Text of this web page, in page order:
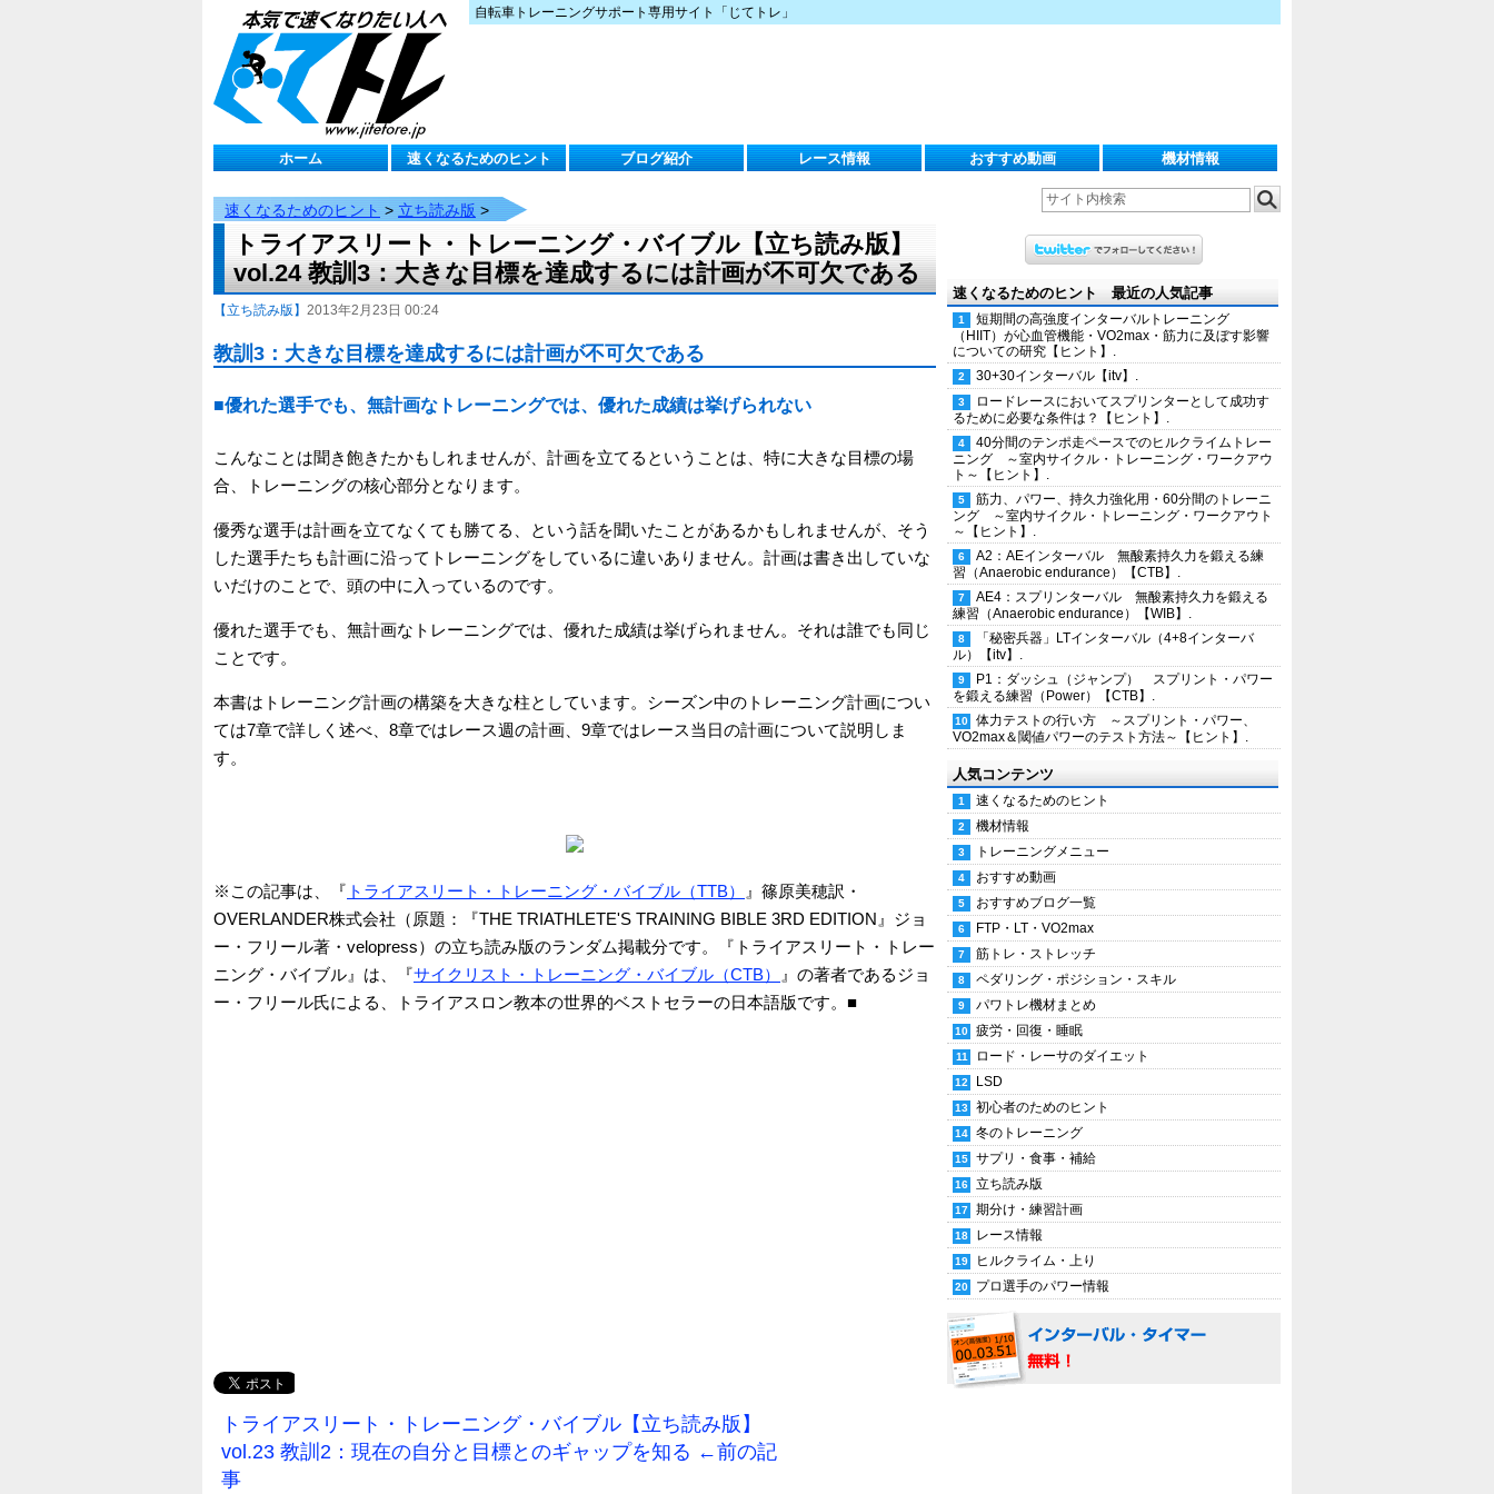
自転車トレーニングサポート専用サイト「じてトレ」
ホーム 速くなるためのヒント ブログ紹介 レース情報 おすすめ動画 機材情報
速くなるためのヒント > 立ち読み版 >
トライアスリート・トレーニング・バイブル【立ち読み版】
vol.24 教訓3：大きな目標を達成するには計画が不可欠である
【立ち読み版】 2013年2月23日 00:24
教訓3：大きな目標を達成するには計画が不可欠である
■優れた選手でも、無計画なトレーニングでは、優れた成績は挙げられない
こんなことは聞き飽きたかもしれませんが、計画を立てるということは、特に大きな目標の場
合、トレーニングの核心部分となります。
優秀な選手は計画を立てなくても勝てる、という話を聞いたことがあるかもしれませんが、そう
した選手たちも計画に沿ってトレーニングをしているに違いありません。計画は書き出していな
いだけのことで、頭の中に入っているのです。
優れた選手でも、無計画なトレーニングでは、優れた成績は挙げられません。それは誰でも同じ
ことです。
本書はトレーニング計画の構築を大きな柱としています。シーズン中のトレーニング計画につい
ては7章で詳しく述べ、8章ではレース週の計画、9章ではレース当日の計画について説明しま
す。
※この記事は、『 トライアスリート・トレーニング・バイブル（TTB）
』篠原美穂訳・
OVERLANDER株式会社（原題：『THE TRIATHLETE'S TRAINING BIBLE 3RD EDITION』ジョ
ー・フリール著・velopress）の立ち読み版のランダム掲載分です。『トライアスリート・トレー
ニング・バイブル』は、『サイクリスト・トレーニング・バイブル（CTB）
』の著者であるジョ
ー・フリール氏による、トライアスロン教本の世界的ベストセラーの日本語版です。■
トライアスリート・トレーニング・バイブル【立ち読み版】
vol.23 教訓2：現在の自分と目標とのギャップを知る ←前の記
事
速くなるためのヒント 最近の人気記事
短期間の高強度インターバルトレーニング
（HIIT）が心血管機能・VO2max・筋力に及ぼす影響
についての研究【ヒント】.
30+30インターバル【itv】.
ロードレースにおいてスプリンターとして成功す
るために必要な条件は？【ヒント】.
40分間のテンポ走ペースでのヒルクライムトレー
ニング ～室内サイクル・トレーニング・ワークアウ
ト～【ヒント】.
筋力、パワー、持久力強化用・60分間のトレーニ
ング ～室内サイクル・トレーニング・ワークアウト
～【ヒント】.
A2：AEインターバル 無酸素持久力を鍛える練
習（Anaerobic endurance）【CTB】.
AE4：スプリンターバル 無酸素持久力を鍛える
練習（Anaerobic endurance）【WIB】.
「秘密兵器」LTインターバル（4+8インターバ
ル）【itv】.
P1：ダッシュ（ジャンプ） スプリント・パワー
を鍛える練習（Power）【CTB】.
体力テストの行い方 ～スプリント・パワー、
VO2max＆閾値パワーのテスト方法～【ヒント】.
人気コンテンツ
速くなるためのヒント
機材情報
トレーニングメニュー
おすすめ動画
おすすめブログ一覧
FTP・LT・VO2max
筋トレ・ストレッチ
ペダリング・ポジション・スキル
パワトレ機材まとめ
疲労・回復・睡眠
ロード・レーサのダイエット
LSD
初心者のためのヒント
冬のトレーニング
サプリ・食事・補給
立ち読み版
期分け・練習計画
レース情報
ヒルクライム・上り
プロ選手のパワー情報